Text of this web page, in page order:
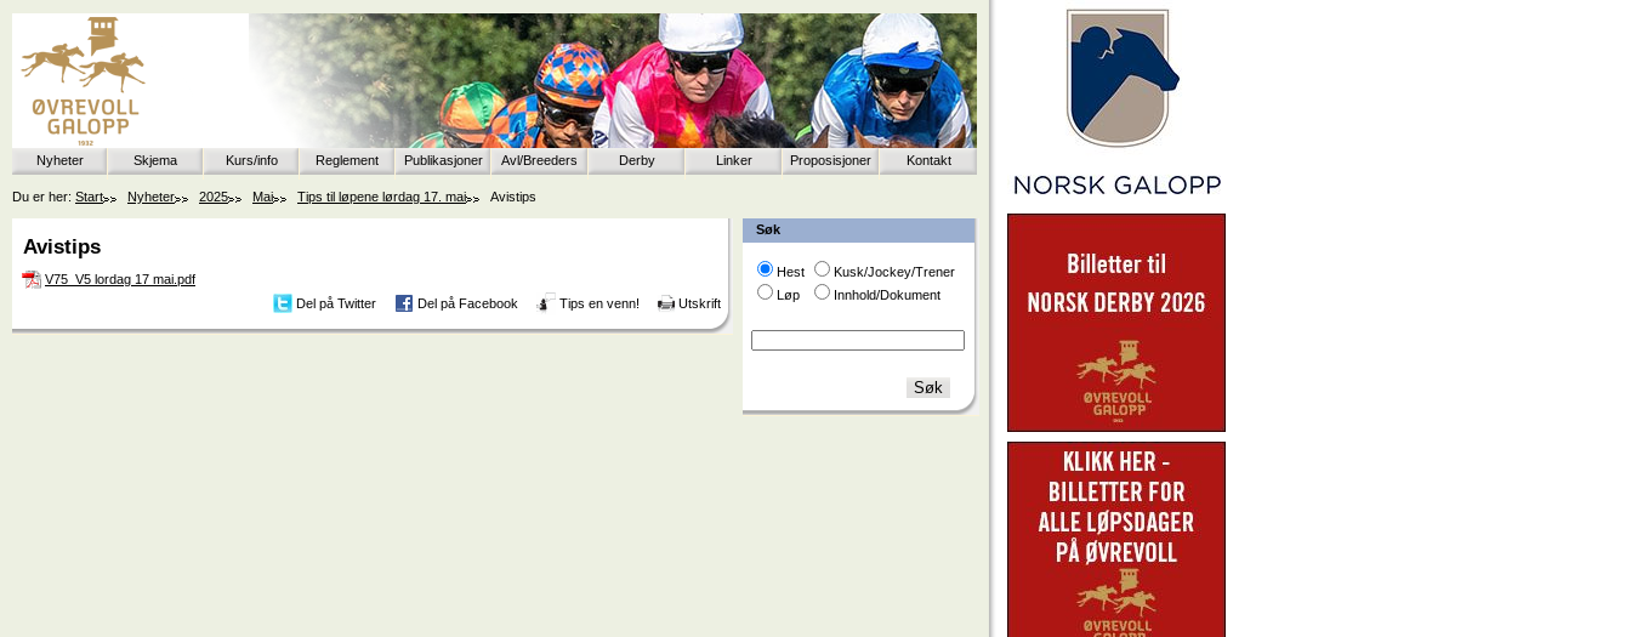
Nyheter Skjema Kurs/info Reglement Publikasjoner Avl/Breeders Derby Linker Proposisjoner Kontakt
Du er her: Start Nyheter 2025 Mai Tips til løpene lørdag 17. mai Avistips
Søk
Hest
Kusk/Jockey/Trener
Løp
Innhold/Dokument
Avistips
V75_V5 lordag 17 mai.pdf
Del på Twitter
Del på Facebook Tips en venn! Utskrift